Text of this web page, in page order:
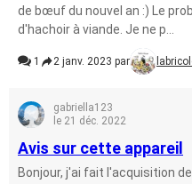
de bœuf du nouvel an :) Le
d'hachoir à viande. Je ne p...
1 2 janv. 2023 par
gabriella123
le 21 déc. 2022
Avis sur cette appareil
Bonjour, j'ai fait l'acquisition